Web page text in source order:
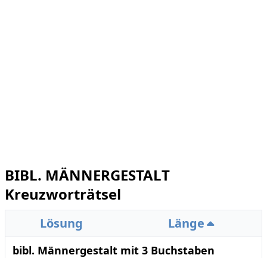
BIBL. MÄNNERGESTALT
Kreuzworträtsel
Lösung Länge
bibl. Männergestalt mit 3 Buchstaben